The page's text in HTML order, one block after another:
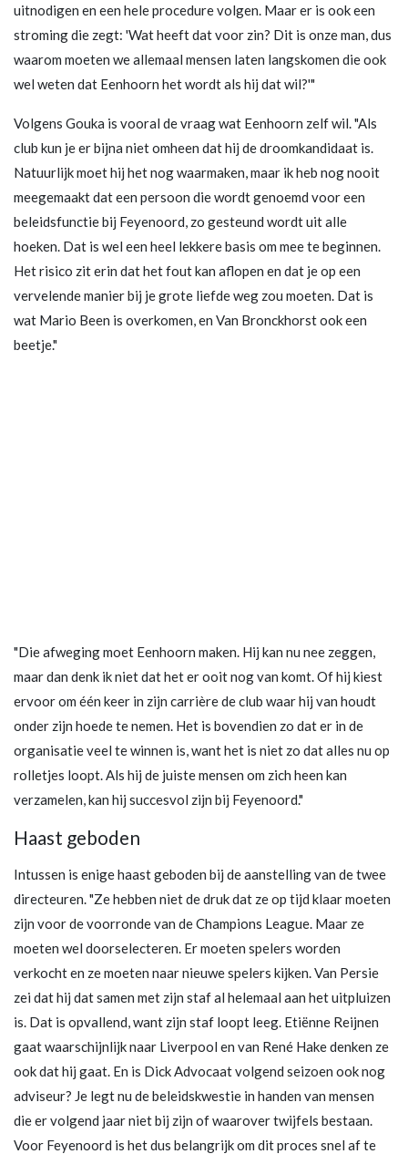
uitnodigen en een hele procedure volgen. Maar er is ook een
stroming die zegt: 'Wat heeft dat voor zin? Dit is onze man, dus
waarom moeten we allemaal mensen laten langskomen die ook
wel weten dat Eenhoorn het wordt als hij dat wil?'"
Volgens Gouka is vooral de vraag wat Eenhoorn zelf wil. "Als
club kun je er bijna niet omheen dat hij de droomkandidaat is.
Natuurlijk moet hij het nog waarmaken, maar ik heb nog nooit
meegemaakt dat een persoon die wordt genoemd voor een
beleidsfunctie bij Feyenoord, zo gesteund wordt uit alle
hoeken. Dat is wel een heel lekkere basis om mee te beginnen.
Het risico zit erin dat het fout kan aflopen en dat je op een
vervelende manier bij je grote liefde weg zou moeten. Dat is
wat Mario Been is overkomen, en Van Bronckhorst ook een
beetje."
"Die afweging moet Eenhoorn maken. Hij kan nu nee zeggen,
maar dan denk ik niet dat het er ooit nog van komt. Of hij kiest
ervoor om één keer in zijn carrière de club waar hij van houdt
onder zijn hoede te nemen. Het is bovendien zo dat er in de
organisatie veel te winnen is, want het is niet zo dat alles nu op
rolletjes loopt. Als hij de juiste mensen om zich heen kan
verzamelen, kan hij succesvol zijn bij Feyenoord."
Haast geboden
Intussen is enige haast geboden bij de aanstelling van de twee
directeuren. "Ze hebben niet de druk dat ze op tijd klaar moeten
zijn voor de voorronde van de Champions League. Maar ze
moeten wel doorselecteren. Er moeten spelers worden
verkocht en ze moeten naar nieuwe spelers kijken. Van Persie
zei dat hij dat samen met zijn staf al helemaal aan het uitpluizen
is. Dat is opvallend, want zijn staf loopt leeg. Etiënne Reijnen
gaat waarschijnlijk naar Liverpool en van René Hake denken ze
ook dat hij gaat. En is Dick Advocaat volgend seizoen ook nog
adviseur? Je legt nu de beleidskwestie in handen van mensen
die er volgend jaar niet bij zijn of waarover twijfels bestaan.
Voor Feyenoord is het dus belangrijk om dit proces snel af te